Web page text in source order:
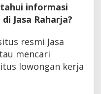
informasi
Jasa Raharja?
resmi Jasa
mencari
lowongan kerja